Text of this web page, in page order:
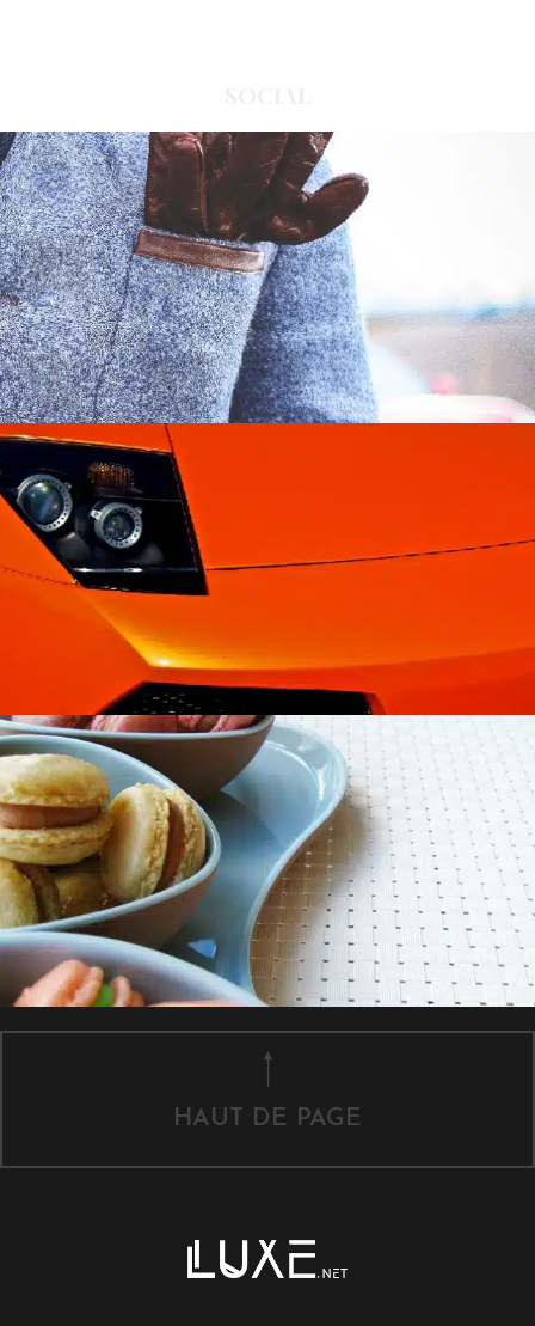
HAUT DE PAGE